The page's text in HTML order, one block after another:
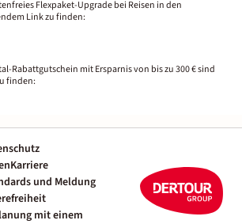
Flexpaket-Upgrade bei Reisen in den
Link zu finden:
Rabattgutschein mit Ersparnis von bis zu 300 € sind
finden:
Karriere
und Meldung
mit einem